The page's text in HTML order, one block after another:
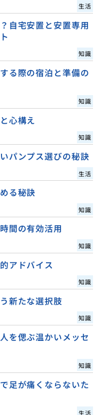
生活
自宅安置と安置専用
知識
る際の宿泊と準備の
知識
心構え
知識
パンプス選びの秘訣
生活
る秘訣
知識
間の有効活用
知識
アドバイス
知識
新たな選択肢
知識
を偲ぶ温かいメッセ
知識
足が痛くならないた
生活